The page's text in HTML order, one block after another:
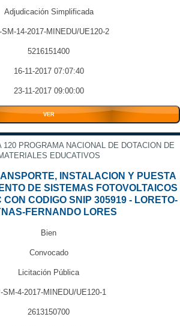
Adjudicación Simplificada
14-2017-MINEDU/UE120-2
5216151400
16-11-2017 07:07:40
23-11-2017 09:00:00
VER
120 PROGRAMA NACIONAL DE DOTACION DE
EDUCATIVOS
INSTALACION Y PUESTA
DE SISTEMAS FOTOVOLTAICOS
CON CODIGO SNIP 305919 - LORETO-
FERNANDO LORES
Bien
Convocado
Licitación Pública
SM-4-2017-MINEDU/UE120-1
2613150700